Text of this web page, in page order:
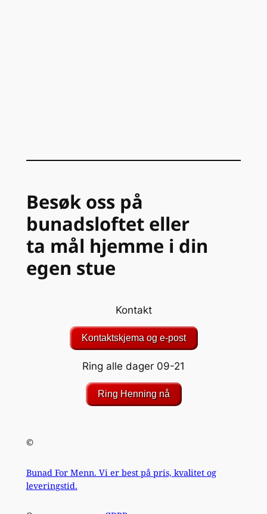
Besøk oss på
bunadsloftet eller
ta mål hjemme i din
egen stue
Kontakt
Kontaktskjema og e-post
Ring alle dager 09-21
Ring Henning nå
©
Bunad For Menn. Vi er best på pris, kvalitet og
leveringstid.